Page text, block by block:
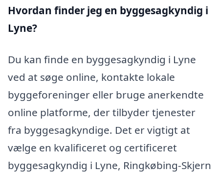
Hvordan finder jeg en byggesagkyndig i
Lyne?
Du kan finde en byggesagkyndig i Lyne
ved at søge online, kontakte lokale
byggeforeninger eller bruge anerkendte
online platforme, der tilbyder tjenester
fra byggesagkyndige. Det er vigtigt at
vælge en kvalificeret og certificeret
byggesagkyndig i Lyne, Ringkøbing-Skjern